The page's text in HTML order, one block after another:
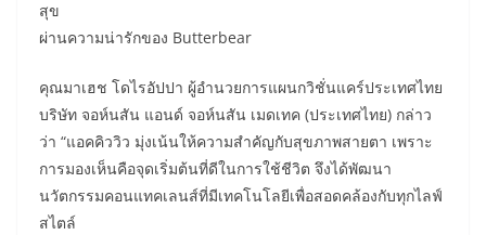
สุข
ผ่านความน่ารักของ Butterbear
คุณมาเฮช โดไรอัปปา ผู้อำนวยการแผนกวิชั่นแคร์ประเทศไทย
บริษัท จอห์นสัน แอนด์ จอห์นสัน เมดเทค (ประเทศไทย) กล่าว
ว่า “แอคคิววิว มุ่งเน้นให้ความสำคัญกับสุขภาพสายตา เพราะ
การมองเห็นคือจุดเริ่มต้นที่ดีในการใช้ชีวิต จึงได้พัฒนา
นวัตกรรมคอนแทคเลนส์ที่มีเทคโนโลยีเพื่อสอดคล้องกับทุกไลฟ์
สไตล์